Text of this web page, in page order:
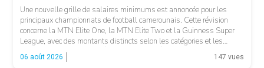
Une nouvelle grille de salaires minimums est annoncée pour les
principaux championnats de football camerounais. Cette révision
concerne la MTN Elite One, la MTN Elite Two et la Guinness Super
League, avec des montants distincts selon les catégories et les
fonctions. LA SUITE APRÈS LA PUBLICITÉ Selon les informations
relayées par Allez Les Lions, […]
06 août 2026 147 vues